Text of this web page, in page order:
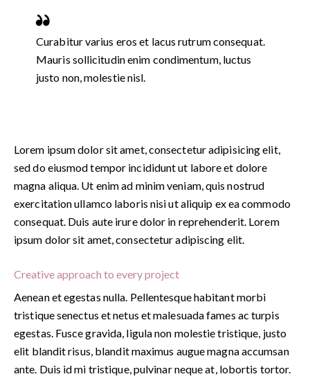
Curabitur varius eros et lacus rutrum consequat.
Mauris sollicitudin enim condimentum, luctus
justo non, molestie nisl.
Lorem ipsum dolor sit amet, consectetur adipisicing elit,
sed do eiusmod tempor incididunt ut labore et dolore
magna aliqua. Ut enim ad minim veniam, quis nostrud
exercitation ullamco laboris nisi ut aliquip ex ea commodo
consequat. Duis aute irure dolor in reprehenderit. Lorem
ipsum dolor sit amet, consectetur adipiscing elit.
Creative approach to every project
Aenean et egestas nulla. Pellentesque habitant morbi
tristique senectus et netus et malesuada fames ac turpis
egestas. Fusce gravida, ligula non molestie tristique, justo
elit blandit risus, blandit maximus augue magna accumsan
ante. Duis id mi tristique, pulvinar neque at, lobortis tortor.